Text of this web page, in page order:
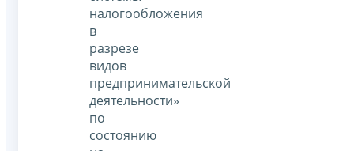
налогообложения
в
разрезе
видов
предпринимательской
деятельности»
по
состоянию